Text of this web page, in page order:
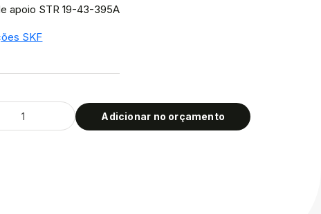
apoio STR 19-43-395A
SKF
Adicionar no orçamento